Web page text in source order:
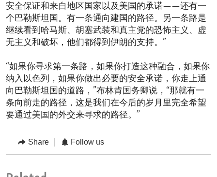
安全保证和来自地区国家以及美国的承诺——还有一
个巴勒斯坦国。有一条通向建国的路径。另一条路是
继续看到哈马斯、胡塞武装和真主党的恐怖主义、虚
无主义和破坏，他们都得到伊朗的支持。”
“如果你寻求第一条路，如果你打造这种融合，如果你
纳入以色列，如果你做出必要的安全承诺，你走上通
向巴勒斯坦国的道路，”布林肯国务卿说，“那就有一
条向前走的路径，这是我们在今后的岁月里完全希望
要通过美国的外交来寻求的路径。”
Share Follow us